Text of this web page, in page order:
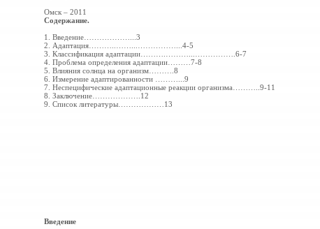
Омск – 2011
Содержание.
1. Введение………
………...3
2.
Адаптация………..……...……
………...4-5
3. Классификация адаптации……….………...………
…….6-7
4. Проблема определения адаптации………7-8
5. Влияния солнца на организм……….8
6. Измерение адаптированности ………...9
7. Неспецифические адаптационные реакции организма………..9-11
8. Заключение………
……….12
9. Список литературы………
………13
Введение